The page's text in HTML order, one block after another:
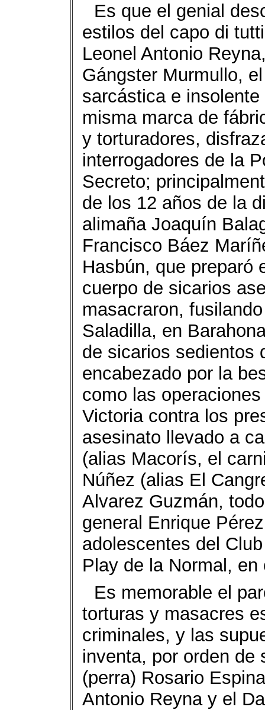
Es que el genial
estilos del capo di
Leonel Antonio
Gángster Murmullo,
sarcástica e
misma marca de
y torturadores,
interrogadores de la
Secreto;
de los 12 años de la
alimaña Joaquín
Francisco Báez
Hasbún, que preparó
cuerpo de sicarios
masacraron,
Saladilla, en
de sicarios sedientos
encabezado por la
como las
Victoria contra los
asesinato llevado a
(alias Macorís, el
Núñez (alias El
Alvarez Guzmán,
general Enrique
adolescentes del
Play de la Normal, en
Es memorable el
torturas y masacres
criminales, y las
inventa, por orden
(perra) Rosario
Antonio Reyna y el